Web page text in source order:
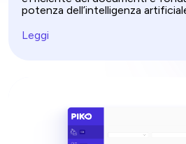
potenza dell’intelligenza
automatizzata dei documenti
riepilogo intelligenti,
documenti, aprendo la strada a
semplificati e capacità
Leggi